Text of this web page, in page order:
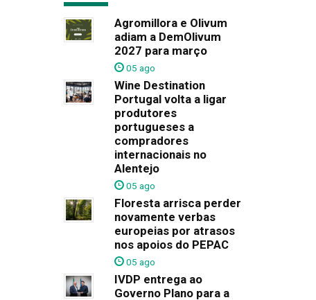
Agromillora e Olivum
adiam a DemOlivum
2027 para março
05 ago
Wine Destination
Portugal volta a ligar
produtores
portugueses a
compradores
internacionais no
Alentejo
05 ago
Floresta arrisca perder
novamente verbas
europeias por atrasos
nos apoios do PEPAC
05 ago
IVDP entrega ao
Governo Plano para a